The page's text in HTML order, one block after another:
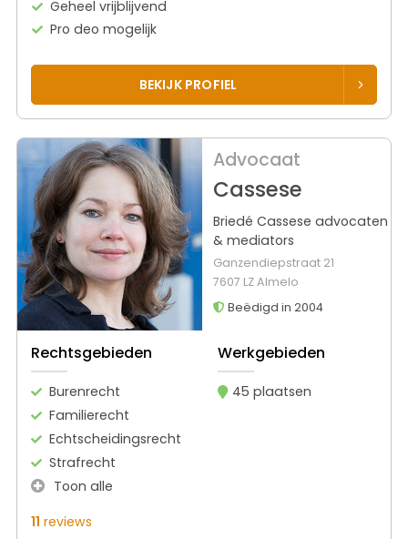
Geheel vrijblijvend
Pro deo mogelijk
BEKIJK PROFIEL
Advocaat
Cassese
Briedé Cassese advocaten
& mediators
Ganzendiepstraat 21
7607 LZ Almelo
Beëdigd in 2004
Rechtsgebieden
Burenrecht
Familierecht
Echtscheidingsrecht
Strafrecht
Toon alle
Werkgebieden
45 plaatsen
11 reviews